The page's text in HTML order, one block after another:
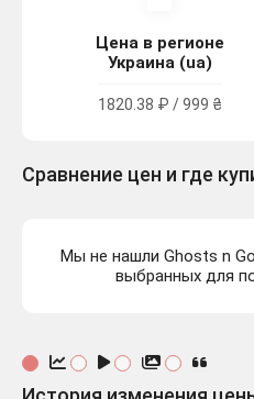
Цена в регионе
Украина (ua)
1820.38 ₽ / 999 ₴
Сравнение цен и где
Мы не нашли Ghosts n
выбранных для